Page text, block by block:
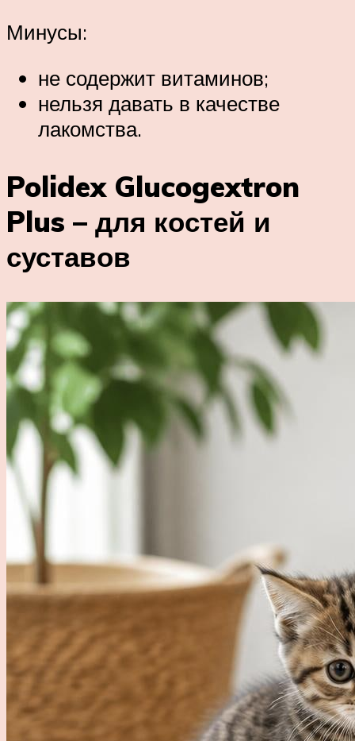
Минусы:
не содержит витаминов;
нельзя давать в качестве
лакомства.
Polidex Glucogextron
Plus – для костей и
суставов